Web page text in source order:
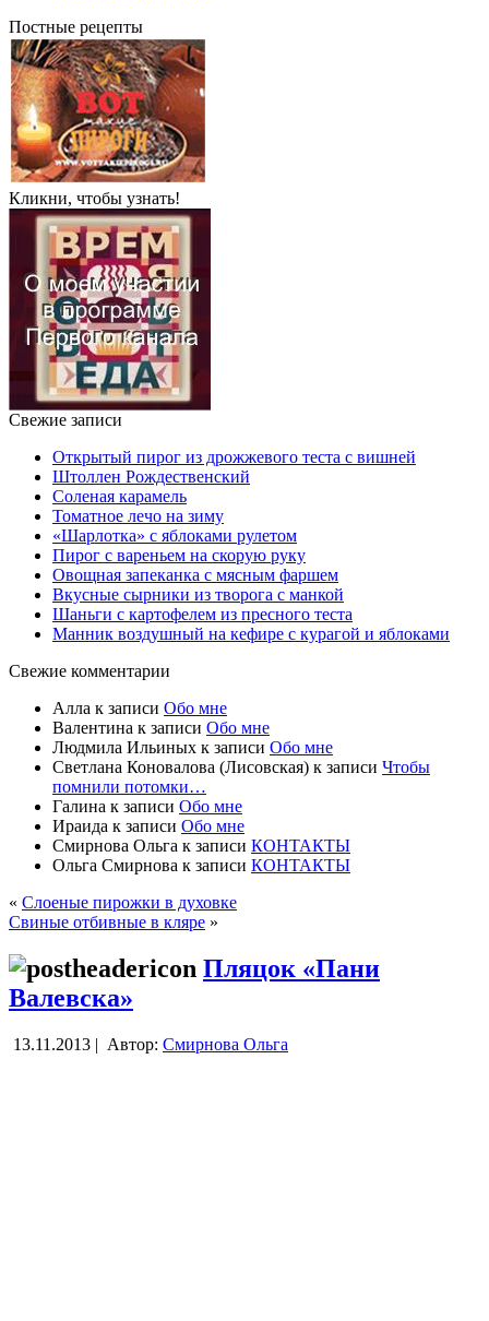
Постные рецепты
Кликни, чтобы узнать!
Свежие записи
Открытый пирог из дрожжевого теста с вишней
Штоллен Рождественский
Соленая карамель
Томатное лечо на зиму
«Шарлотка» с яблоками рулетом
Пирог с вареньем на скорую руку
Овощная запеканка с мясным фаршем
Вкусные сырники из творога с манкой
Шаньги с картофелем из пресного теста
Манник воздушный на кефире с курагой и яблоками
Свежие комментарии
Алла к записи Обо мне
Валентина к записи Обо мне
Людмила Ильиных к записи Обо мне
Светлана Коновалова (Лисовская) к записи Чтобы
помнили потомки…
Галина к записи Обо мне
Ираида к записи Обо мне
Смирнова Ольга к записи КОНТАКТЫ
Ольга Смирнова к записи КОНТАКТЫ
« Слоеные пирожки в духовке
Свиные отбивные в кляре »
Пляцок «Пани
Валевска»
13.11.2013 | Автор: Смирнова Ольга